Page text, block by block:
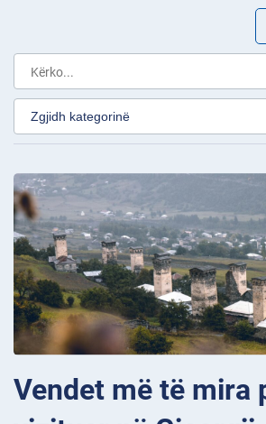
Vendet më të mira